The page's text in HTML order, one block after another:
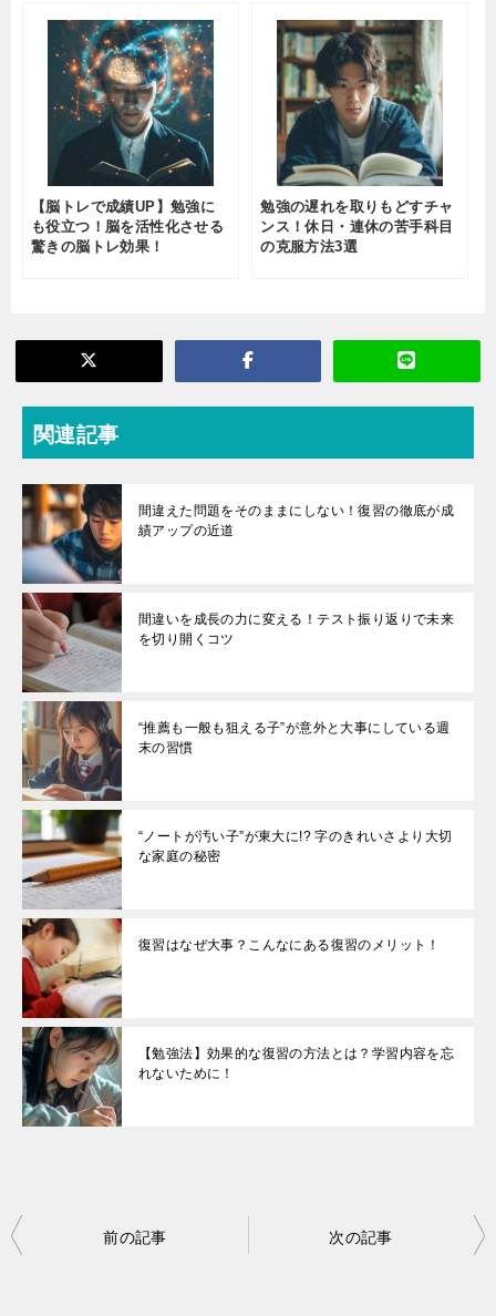
【脳トレで成績UP】勉強に
も役立つ！脳を活性化させる
驚きの脳トレ効果！
勉強の遅れを取りもどすチャ
ンス！休日・連休の苦手科目
の克服方法3選
関連記事
間違えた問題をそのままにしない！復習の徹底が成
績アップの近道
間違いを成長の力に変える！テスト振り返りで未来
を切り開くコツ
“推薦も一般も狙える子”が意外と大事にしている週
末の習慣
“ノートが汚い子”が東大に!? 字のきれいさより大切
な家庭の秘密
復習はなぜ大事？こんなにある復習のメリット！
【勉強法】効果的な復習の方法とは？学習内容を忘
れないために！
投
前の記事 次の記事